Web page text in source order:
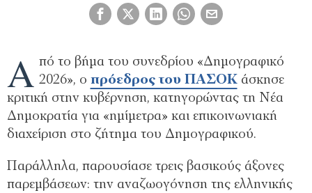
Α πό το βήμα του συνεδρίου «Δημογραφικό
2026», ο πρόεδρος του ΠΑΣΟΚάσκησε
κριτική στην κυβέρνηση, κατηγορώντας τη Νέα
Δημοκρατία για «ημίμετρα» και επικοινωνιακή
διαχείριση στο ζήτημα του Δημογραφικού.
Παράλληλα, παρουσίασε τρεις βασικούς άξονες
παρεμβάσεων: την αναζωογόνηση της ελληνικής